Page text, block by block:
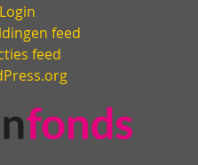
Login
feed
feed